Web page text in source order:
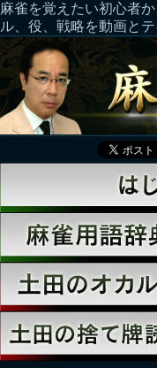
麻雀を覚えたい初心者
ル、役、戦略を動画と